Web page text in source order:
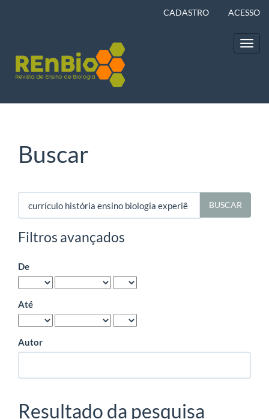
Barra
Lateral
CADASTRO ACESSO
Buscar
Pesquisar
termo
Filtros avançados
De
Até
Autor
Resultado da pesquisa